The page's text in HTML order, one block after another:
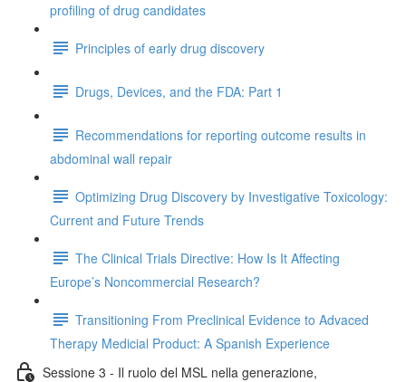
profiling of drug candidates
Principles of early drug discovery
Drugs, Devices, and the FDA: Part 1
Recommendations for reporting outcome results in
abdominal wall repair
Optimizing Drug Discovery by Investigative Toxicology:
Current and Future Trends
The Clinical Trials Directive: How Is It Affecting
Europe’s Noncommercial Research?
Transitioning From Preclinical Evidence to Advaced
Therapy Medicial Product: A Spanish Experience
Sessione 3 - Il ruolo del MSL nella generazione,